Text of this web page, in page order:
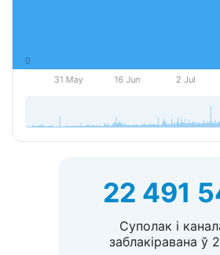
22 491
Суполак і
заблакіравана ў